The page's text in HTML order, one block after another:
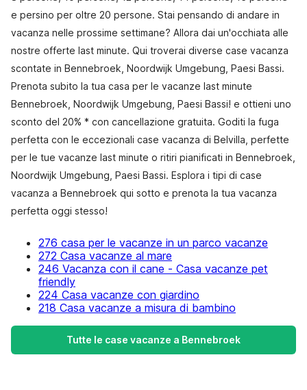
e persino per oltre 20 persone. Stai pensando di andare in
vacanza nelle prossime settimane? Allora dai un'occhiata alle
nostre offerte last minute. Qui troverai diverse case vacanza
scontate in Bennebroek, Noordwijk Umgebung, Paesi Bassi.
Prenota subito la tua casa per le vacanze last minute
Bennebroek, Noordwijk Umgebung, Paesi Bassi! e ottieni uno
sconto del 20% * con cancellazione gratuita. Goditi la fuga
perfetta con le eccezionali case vacanza di Belvilla, perfette
per le tue vacanze last minute o ritiri pianificati in Bennebroek,
Noordwijk Umgebung, Paesi Bassi. Esplora i tipi di case
vacanza a Bennebroek qui sotto e prenota la tua vacanza
perfetta oggi stesso!
276 casa per le vacanze in un parco vacanze
272 Casa vacanze al mare
246 Vacanza con il cane - Casa vacanze pet
friendly
224 Casa vacanze con giardino
218 Casa vacanze a misura di bambino
Tutte le case vacanze a Bennebroek